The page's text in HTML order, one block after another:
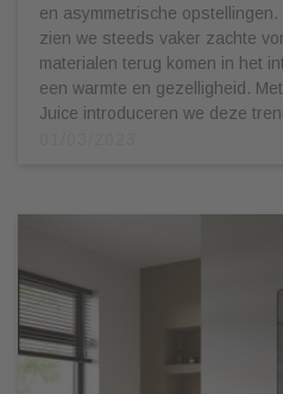
en asymmetrische
zien we steeds vaker zachte
materialen terug komen in het
een warmte en gezelligheid.
Juice introduceren we deze